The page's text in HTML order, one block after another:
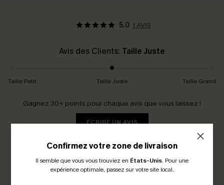
5.0 1 AVIS
Avis des Clients: Taille Juste
Taille Petit Taille Juste Taille Grand
Gagnez 30+ points pour chaque avis que vous laissez !
ÉCRIRE UN AVIS
Confirmez votre zone de livraison
Il semble que vous vous trouviez en États-Unis. Pour une
expérience optimale, passez sur votre site local.